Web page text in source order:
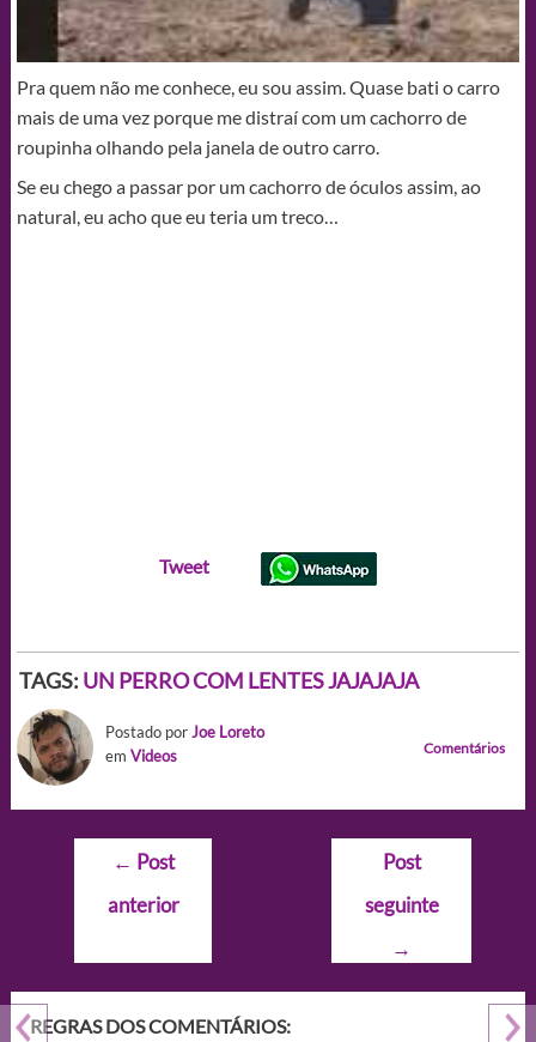
Pra quem não me conhece, eu sou assim. Quase bati o carro
mais de uma vez porque me distraí com um cachorro de
roupinha olhando pela janela de outro carro.
Se eu chego a passar por um cachorro de óculos assim, ao
natural, eu acho que eu teria um treco…
Tweet
TAGS: UN PERRO COM LENTES JAJAJAJA
Postado porJoe Loreto
em Videos Comentários
Navegação
Post
← Post
anterior
Post
seguinte
→
REGRAS DOS COMENTÁRIOS: